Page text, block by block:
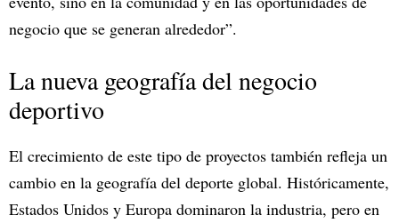
negocio que se generan alrededor”.
La nueva geografía del negocio
deportivo
El crecimiento de este tipo de proyectos también refleja un
cambio en la geografía del deporte global. Históricamente,
Estados Unidos y Europa dominaron la industria, pero en